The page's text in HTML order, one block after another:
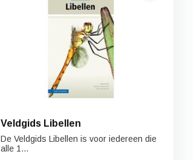
Veldgids Libellen
De Veldgids Libellen is voor iedereen die
alle 1...